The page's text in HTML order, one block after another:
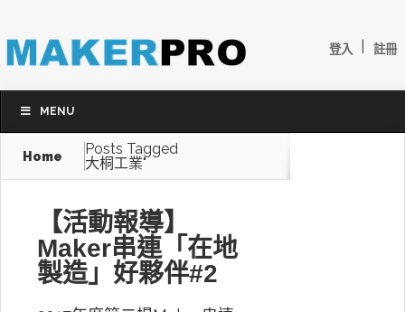
登入 註冊
MENU
Home
Posts Tagged
大桐工業"
【活動報導】
Maker串連「在地
製造」好夥伴#2